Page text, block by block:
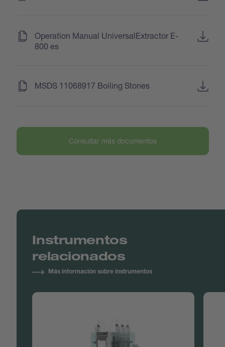
Operation Manual UniversalExtractor E-
800 es
MSDS 11068917 Boiling Stones
Consultar más documentos
Instrumentos
relacionados
Más información sobre instrumentos